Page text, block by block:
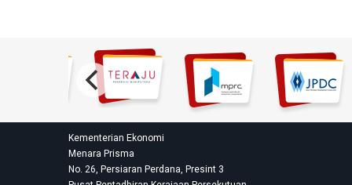
Kementerian Ekonomi
Menara Prisma
No. 26, Persiaran Perdana, Presint 3